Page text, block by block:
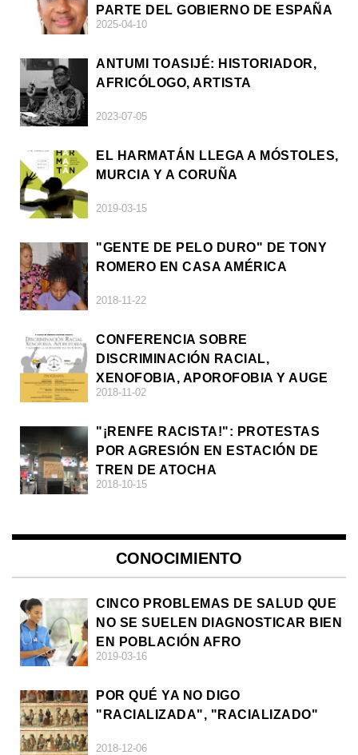
PARTE DEL GOBIERNO DE ESPAÑA
2025-04-10
ANTUMI TOASIJÉ: HISTORIADOR,
AFRICÓLOGO, ARTISTA
2023-07-05
EL HARMATÁN LLEGA A MÓSTOLES,
MURCIA Y A CORUÑA
2019-03-15
"GENTE DE PELO DURO" DE TONY
ROMERO EN CASA AMÉRICA
2018-11-22
CONFERENCIA SOBRE
DISCRIMINACIÓN RACIAL,
XENOFOBIA, APOROFOBIA Y AUGE
DE LA ULTRADERECHA EN EUROPA
2018-11-02
"¡RENFE RACISTA!": PROTESTAS
POR AGRESIÓN EN ESTACIÓN DE
TREN DE ATOCHA
2018-10-15
CONOCIMIENTO
CINCO PROBLEMAS DE SALUD QUE
NO SE SUELEN DIAGNOSTICAR BIEN
EN POBLACIÓN AFRO
2019-03-16
POR QUÉ YA NO DIGO
"RACIALIZADA", "RACIALIZADO"
2018-12-06